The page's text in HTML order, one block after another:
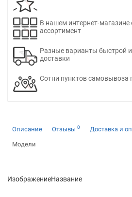
В нашем интернет-
ассортимент
Разные варианты быстрой
доставки
Сотни пунктов самовывоза
Описание Отзывы 0 Доставка и
Модели
ИзображениеНазвание